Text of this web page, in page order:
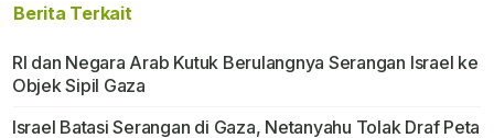
Berita Terkait
RI dan Negara Arab Kutuk Berulangnya Serangan Israel ke
Objek Sipil Gaza
Israel Batasi Serangan di Gaza, Netanyahu Tolak Draf Peta